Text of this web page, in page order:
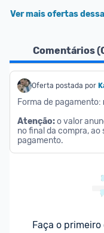
Ver mais ofertas
Comentários (
Oferta postada por
Forma de pagamento:
Atenção: o valor
no final da compra,
pagamento.
Faça o